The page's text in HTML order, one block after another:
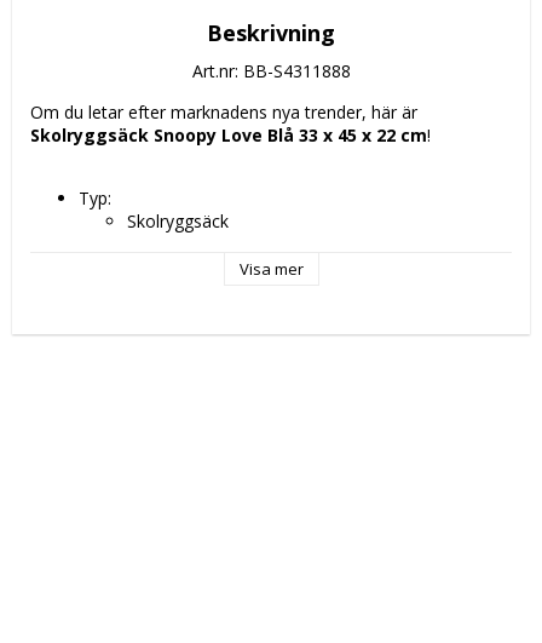
Beskrivning
Art.nr: BB-S4311888
Om du letar efter marknadens nya trender, här är
Skolryggsäck Snoopy Love Blå 33 x 45 x 22 cm!
Typ:
Skolryggsäck
Förstärkt
Visa mer